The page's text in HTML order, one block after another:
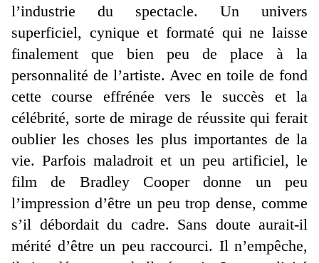
l’industrie du spectacle. Un univers
superficiel, cynique et formaté qui ne laisse
finalement que bien peu de place à la
personnalité de l’artiste. Avec en toile de fond
cette course effrénée vers le succès et la
célébrité, sorte de mirage de réussite qui ferait
oublier les choses les plus importantes de la
vie. Parfois maladroit et un peu artificiel, le
film de Bradley Cooper donne un peu
l’impression d’être un peu trop dense, comme
s’il débordait du cadre. Sans doute aurait-il
mérité d’être un peu raccourci. Il n’empêche,